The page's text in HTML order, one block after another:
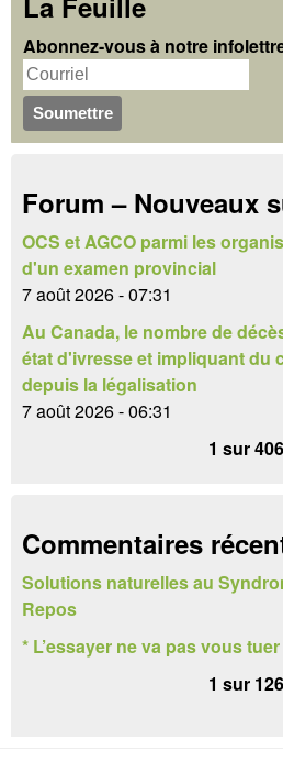
r
m
u
l
i
r
e
d
e
r
h
e
r
c
h
e
r
c
e
r
Abonnez-vous à notre
Forum – Nouveaux
OCS et AGCO parmi les
d'un examen provincial
7 août 2026 - 07:31
Au Canada, le nombre de
état d'ivresse et impliquant du
depuis la légalisation
7 août 2026 - 06:31
1 sur
Commentaires
Solutions naturelles au
Repos
* L’essayer ne va pas vous tuer
1 sur